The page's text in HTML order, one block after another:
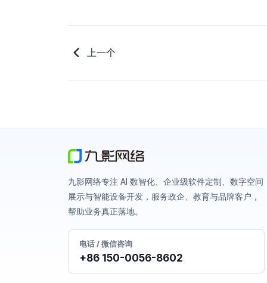
上一个
九影网络专注 AI 数智化、企业级软件定制、数字空间
展示与智能设备开发，服务政企、教育与品牌客户，
帮助业务真正落地。
电话 / 微信咨询
+86 150-0056-8602